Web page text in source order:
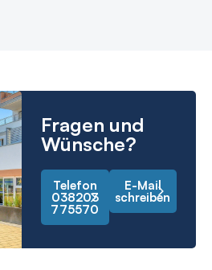
Fragen und
Wünsche?
Telefon
038203
775570
E-Mail
schreiben